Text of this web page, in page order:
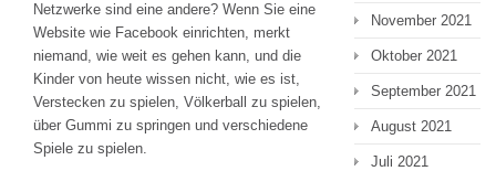
Netzwerke sind eine andere? Wenn Sie eine
Website wie Facebook einrichten, merkt
niemand, wie weit es gehen kann, und die
Kinder von heute wissen nicht, wie es ist,
Verstecken zu spielen, Völkerball zu spielen,
über Gummi zu springen und verschiedene
Spiele zu spielen.
November 2021
Oktober 2021
September 2021
August 2021
Juli 2021